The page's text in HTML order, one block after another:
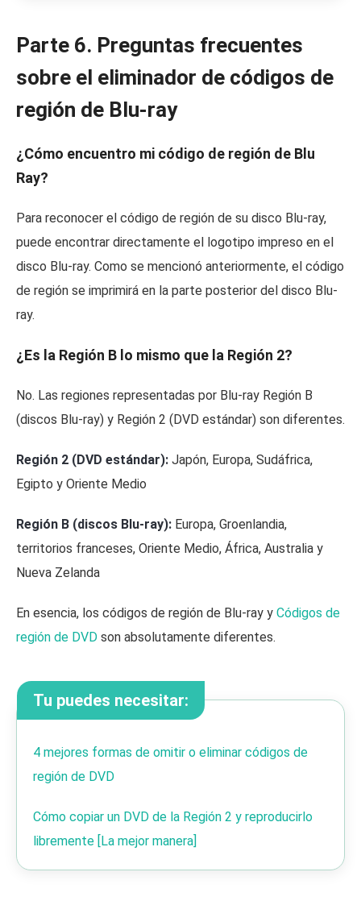
Parte 6. Preguntas frecuentes
sobre el eliminador de códigos de
región de Blu-ray
¿Cómo encuentro mi código de región de Blu
Ray?
Para reconocer el código de región de su disco Blu-ray,
puede encontrar directamente el logotipo impreso en el
disco Blu-ray. Como se mencionó anteriormente, el código
de región se imprimirá en la parte posterior del disco Blu-
ray.
¿Es la Región B lo mismo que la Región 2?
No. Las regiones representadas por Blu-ray Región B
(discos Blu-ray) y Región 2 (DVD estándar) son diferentes.
Región 2 (DVD estándar): Japón, Europa, Sudáfrica,
Egipto y Oriente Medio
Región B (discos Blu-ray): Europa, Groenlandia,
territorios franceses, Oriente Medio, África, Australia y
Nueva Zelanda
En esencia, los códigos de región de Blu-ray y Códigos de
región de DVD son absolutamente diferentes.
Tu puedes necesitar:
4 mejores formas de omitir o eliminar códigos de
región de DVD
Cómo copiar un DVD de la Región 2 y reproducirlo
libremente [La mejor manera]